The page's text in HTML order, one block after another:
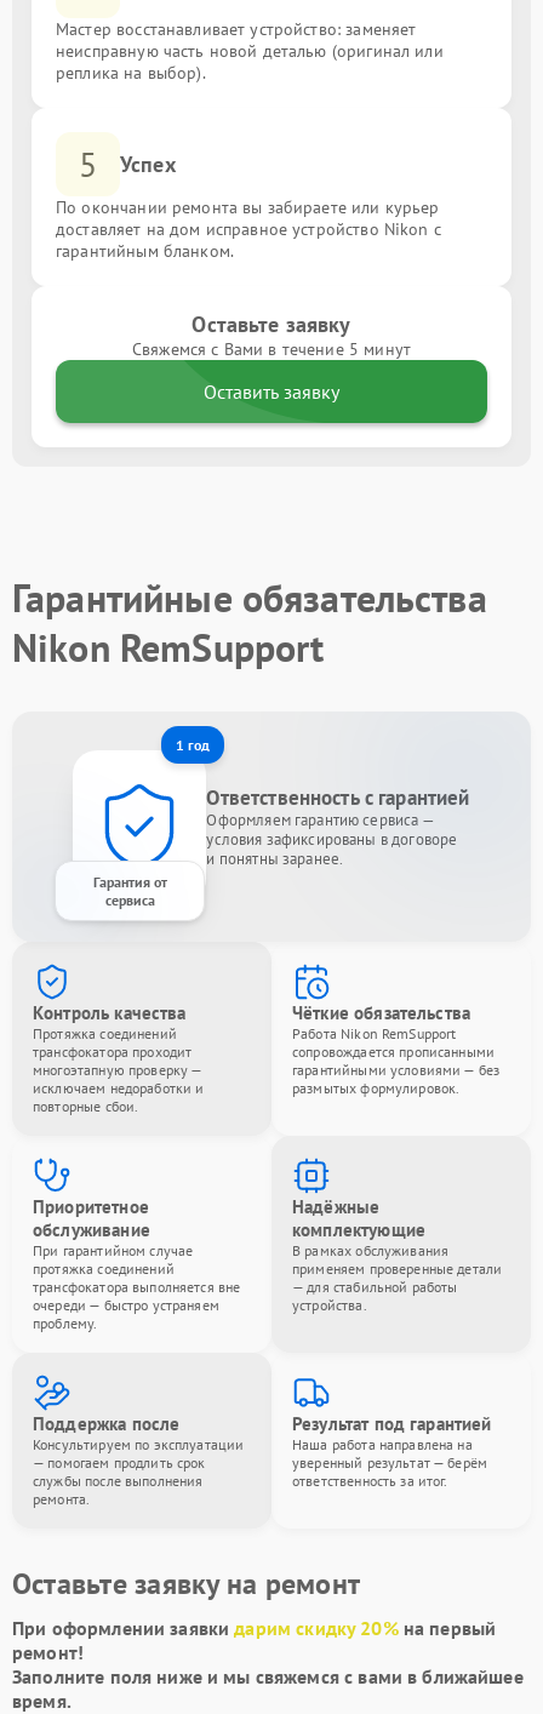
Мастер восстанавливает устройство: заменяет
неисправную часть новой деталью (оригинал или
реплика на выбор).
5 Успех
По окончании ремонта вы забираете или курьер
доставляет на дом исправное устройство Nikon с
гарантийным бланком.
Оставьте заявку
Свяжемся с Вами в течение 5 минут
Оставить заявку
Гарантийные обязательства
Nikon RemSupport
1 год
Гарантия от
сервиса
Ответственность с гарантией
Оформляем гарантию сервиса —
условия зафиксированы в договоре
и понятны заранее.
Контроль качества
Протяжка соединений
трансфокатора проходит
многоэтапную проверку —
исключаем недоработки и
повторные сбои.
Чёткие обязательства
Работа Nikon RemSupport
сопровождается прописанными
гарантийными условиями — без
размытых формулировок.
Приоритетное
обслуживание
При гарантийном случае
протяжка соединений
трансфокатора выполняется вне
очереди — быстро устраняем
проблему.
Надёжные
комплектующие
В рамках обслуживания
применяем проверенные детали
— для стабильной работы
устройства.
Поддержка после
Консультируем по эксплуатации
— помогаем продлить срок
службы после выполнения
ремонта.
Результат под гарантией
Наша работа направлена на
уверенный результат — берём
ответственность за итог.
Оставьте заявку на ремонт
При оформлении заявкидарим скидку 20%на первый
ремонт!
Заполните поля ниже и мы свяжемся с вами в ближайшее
время.